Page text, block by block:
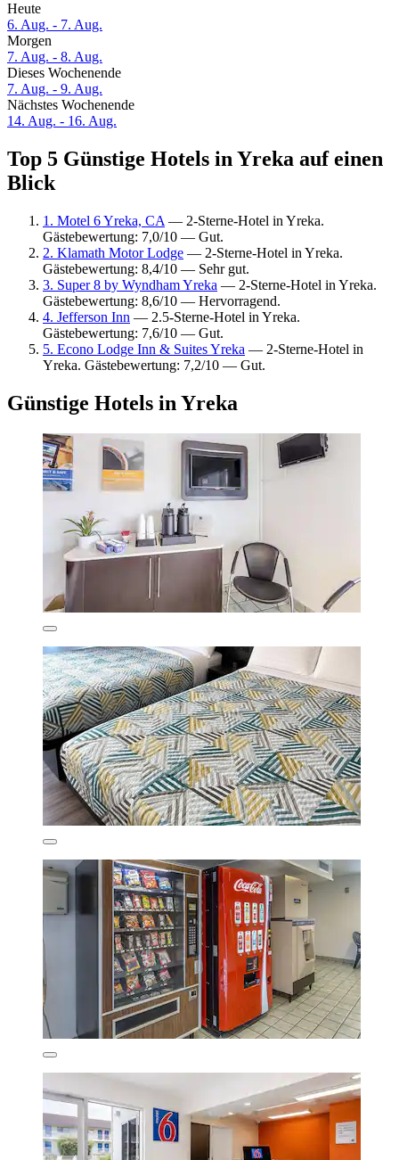
Heute
6. Aug. - 7. Aug.
Morgen
7. Aug. - 8. Aug.
Dieses Wochenende
7. Aug. - 9. Aug.
Nächstes Wochenende
14. Aug. - 16. Aug.
Top 5 Günstige Hotels in Yreka auf einen
Blick
1. Motel 6 Yreka, CA — 2-Sterne-Hotel in Yreka.
Gästebewertung: 7,0/10 — Gut.
2. Klamath Motor Lodge — 2-Sterne-Hotel in Yreka.
Gästebewertung: 8,4/10 — Sehr gut.
3. Super 8 by Wyndham Yreka — 2-Sterne-Hotel in Yreka.
Gästebewertung: 8,6/10 — Hervorragend.
4. Jefferson Inn — 2.5-Sterne-Hotel in Yreka.
Gästebewertung: 7,6/10 — Gut.
5. Econo Lodge Inn & Suites Yreka — 2-Sterne-Hotel in
Yreka. Gästebewertung: 7,2/10 — Gut.
Günstige Hotels in Yreka